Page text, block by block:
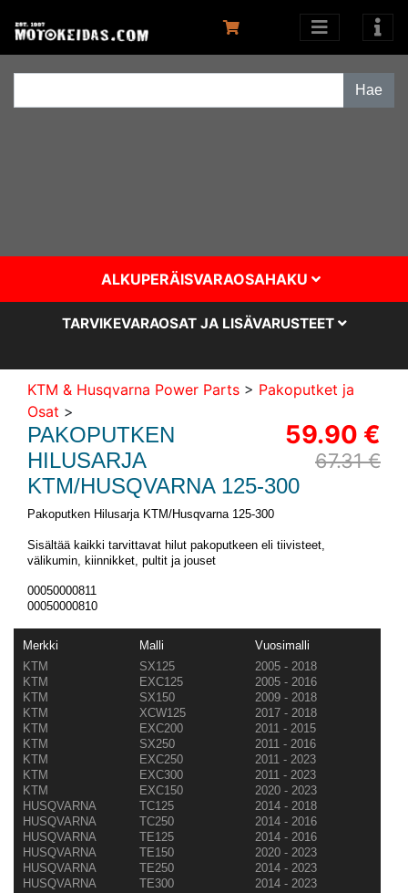
ALKUPERÄISVARAOSAHAKU
TARVIKEVARAOSAT JA LISÄVARUSTEET
KTM & Husqvarna Power Parts > Pakoputket ja
Osat >
59.90 €
67.31 €
PAKOPUTKEN
HILUSARJA
KTM/HUSQVARNA 125-300
Pakoputken Hilusarja KTM/Husqvarna 125-300
Sisältää kaikki tarvittavat hilut pakoputkeen eli tiivisteet,
välikumin, kiinnikket, pultit ja jouset
00050000811
00050000810
Merkki Malli
Vuosimalli
KTM
SX125
2005 - 2018
KTM
EXC125
2005 - 2016
KTM
SX150
2009 - 2018
KTM
XCW125
2017 - 2018
KTM
EXC200
2011 - 2015
KTM
SX250
2011 - 2016
KTM
EXC250
2011 - 2023
KTM
EXC300
2011 - 2023
KTM
EXC150
2020 - 2023
HUSQVARNA
TC125
2014 - 2018
HUSQVARNA
TC250
2014 - 2016
HUSQVARNA
TE125
2014 - 2016
HUSQVARNA
TE150
2020 - 2023
HUSQVARNA
TE250
2014 - 2023
HUSQVARNA
TE300
2014 - 2023